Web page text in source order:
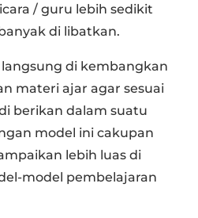
/ guru lebih sedikit
di libatkan.
di kembangkan
materi ajar agar sesuai
berikan dalam suatu
model ini cakupan
lebih luas di
model pembelajaran